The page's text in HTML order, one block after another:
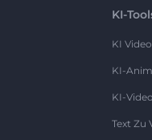
KI-
KI
KI-
KI-
Text Zu